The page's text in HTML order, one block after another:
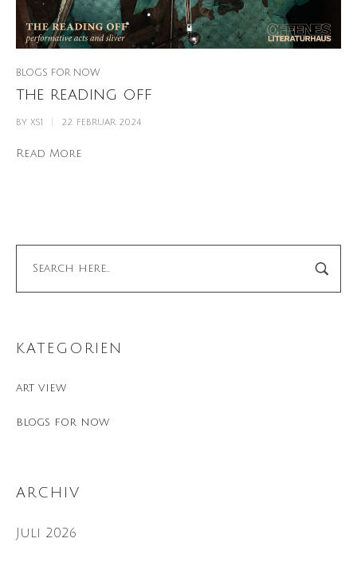
KATEGORIEN
art view
blogs for now
ARCHIV
Juli 2026
BLOGS FOR NOW
the reading off
BY XS1 22. FEBRUAR 2024
Read More